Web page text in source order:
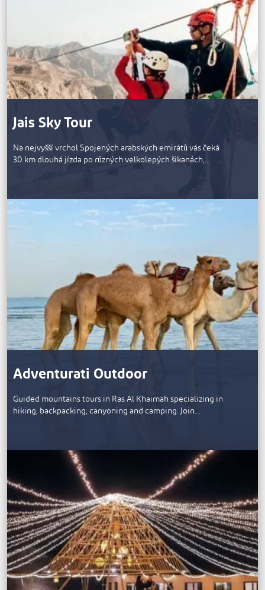
Jais Sky Tour
Na nejvyšší vrchol Spojených arabských emirátů vás čeká
30 km dlouhá jízda po různých velkolepých šikanách,…
Adventurati Outdoor
Guided mountains tours in Ras Al Khaimah specializing in
hiking, backpacking, canyoning and camping. Join…